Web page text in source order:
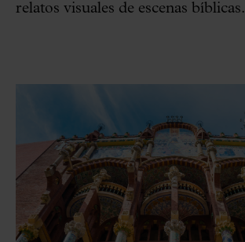
relatos visuales de escenas bíblicas.